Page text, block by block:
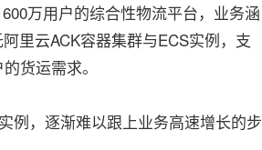
万用户的综合性物流平台，业务涵
里云ACK容器集群与ECS实例，支
货运需求。
，逐渐难以跟上业务高速增长的步